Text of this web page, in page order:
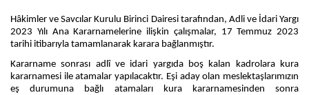
Hâkimler ve Savcılar Kurulu Birinci Dairesi tarafından, Adli ve İdari Yargı
2023 Yılı Ana Kararnamelerine ilişkin çalışmalar, 17 Temmuz 2023
tarihi itibarıyla tamamlanarak karara bağlanmıştır.
Kararname sonrası adlî ve idari yargıda boş kalan kadrolara kura
kararnamesi ile atamalar yapılacaktır. Eşi aday olan meslektaşlarımızın
eş durumuna bağlı atamaları kura kararnamesinden sonra